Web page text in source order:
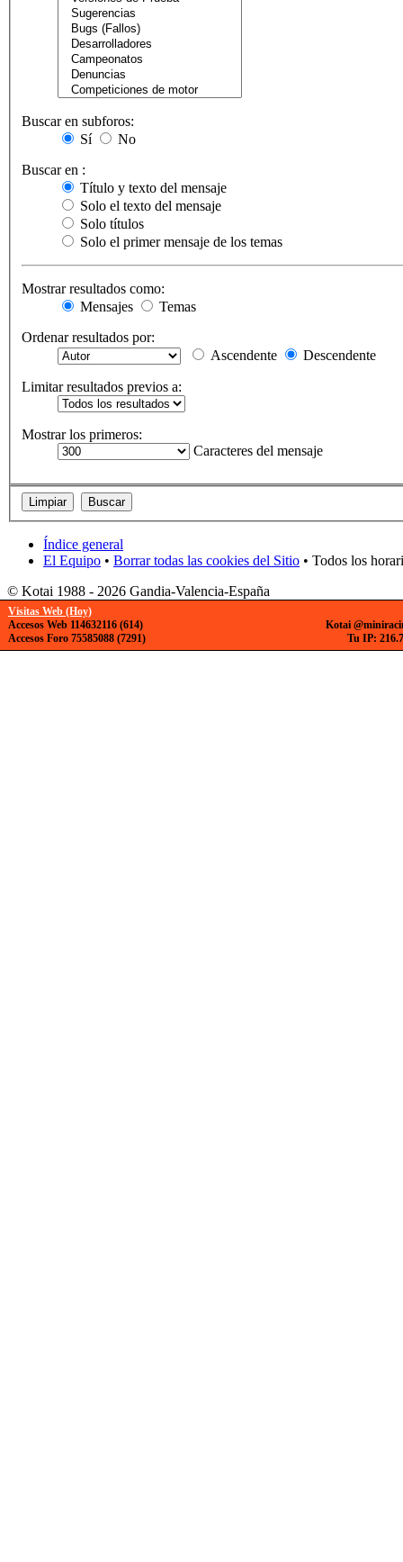
Buscar en subforos:
Sí
No
Buscar en :
Título y texto del mensaje
Solo el texto del mensaje
Solo títulos
Solo el primer mensaje de los temas
Mostrar resultados como:
Mensajes
Temas
Ordenar resultados por:
Ascendente
Descendente
Limitar resultados previos a:
Mostrar los primeros:
Caracteres del mensaje
Índice general
El Equipo • Borrar todas las cookies del Sitio • Todos los
© Kotai 1988 - 2026 Gandia-Valencia-España
Visitas Web (Hoy)
Accesos Web 114632116 (614)
Accesos Foro 75585088 (7291)
Kotai
Tu IP: